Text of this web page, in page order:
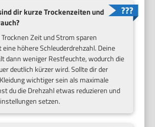
dir kurze Trockenzeiten und
Zeit und Strom sparen
höhere Schleuderdrehzahl. Deine
dann weniger Restfeuchte, wodurch die
deutlich kürzer wird. Sollte dir der
wichtiger sein als maximale
du die Drehzahl etwas reduzieren und
setzen.